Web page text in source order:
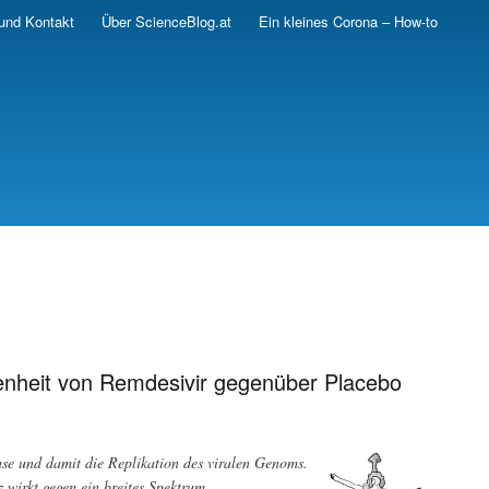
Kontakt Über ScienceBlog.at Ein kleines Corona – How-to
von Remdesivir gegenüber Placebo
und damit die Replikation des viralen Genoms.